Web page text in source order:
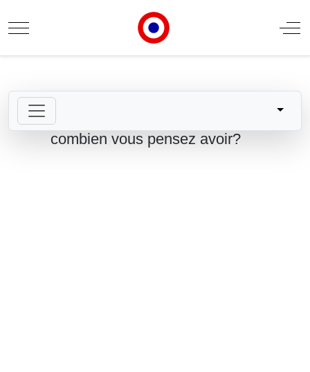
Mobile Menu Toggle Off-
combien vous pensez avoir?